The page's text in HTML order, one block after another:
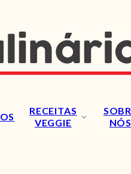
RECEITAS
VEGGIE
NÓS